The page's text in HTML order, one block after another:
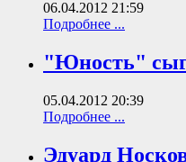
06.04.2012 21:59
Подробнее ...
"Юность"
05.04.2012 20:39
Подробнее ...
Эдуард